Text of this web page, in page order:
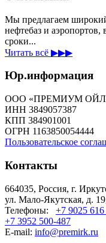
Мы предлагаем
нефтебаз и
сроки...
Читать всё ▶▶▶
Юр.информация
ООО «ПРЕМИУМ
ИНН 3849057387
КПП 384901001
ОГРН 1163850054444
Пользовательское
Контакты
664035, Россия, г.
ул. Мало-Якутская, д.
Телефоны: +7 9025 616
+7 3952 500-487
E-mail: info@premirk.ru